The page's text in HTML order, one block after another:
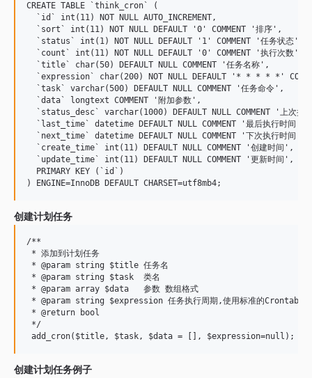
CREATE TABLE `think_cron` (
  `id` int(11) NOT NULL AUTO_INCREMENT,
  `sort` int(11) NOT NULL DEFAULT '0' COMMENT '排序',
  `status` int(1) NOT NULL DEFAULT '1' COMMENT '任务状态',
  `count` int(11) NOT NULL DEFAULT '0' COMMENT '执行次数',
  `title` char(50) DEFAULT NULL COMMENT '任务名称',
`expression` char(200) NOT NULL DEFAULT '* * * * *'
  `task` varchar(500) DEFAULT NULL COMMENT '任务命令',
  `data` longtext COMMENT '附加参数',
`status_desc` varchar(1000) DEFAULT NULL COMMENT '上次执
  `last_time` datetime DEFAULT NULL COMMENT '最后执行时间',
  `next_time` datetime DEFAULT NULL COMMENT '下次执行时间',
  `create_time` int(11) DEFAULT NULL COMMENT '创建时间',
  `update_time` int(11) DEFAULT NULL COMMENT '更新时间',
  PRIMARY KEY (`id`)
创建计划任务
/**
* 添加到计划任务
* @param string $title 任务名
* @param string $task  类名
* @param array $data   参数 数组格式
* @param string $expression 任务执行周期,使用标准的Crontab语
* @return bool
*/
创建计划任务例子